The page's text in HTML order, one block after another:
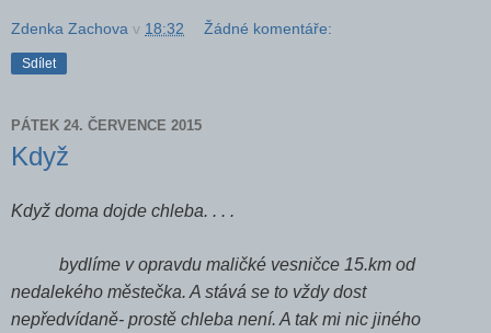
Zdenka Zachova v 18:32 Žádné komentáře:
Sdílet
PÁTEK 24. ČERVENCE 2015
Když
Když doma dojde chleba. . . .
bydlíme v opravdu maličké vesničce 15.km od
nedalekého městečka. A stává se to vždy dost
nepředvídaně- prostě chleba není. A tak mi nic jiného